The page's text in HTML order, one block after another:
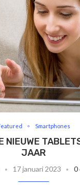
Smartphones
NIEUWE
JAAR
17 januari 2023 0